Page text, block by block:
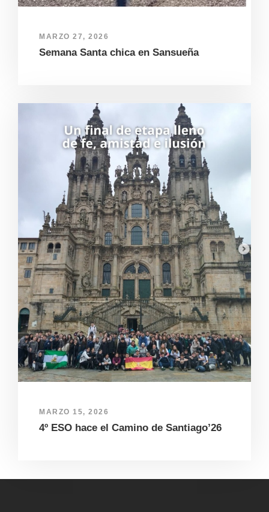
MARZO 27, 2026
Semana Santa chica en Sansueña
MARZO 15, 2026
4º ESO hace el Camino de Santiago’26